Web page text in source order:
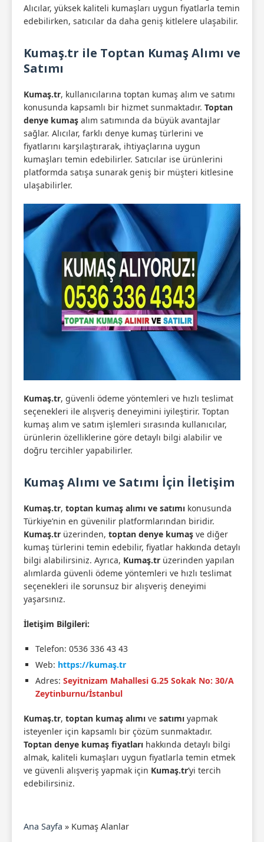
Alıcılar, yüksek kaliteli kumaşları uygun fiyatlarla temin
edebilirken, satıcılar da daha geniş kitlelere ulaşabilir.
Kumaş.tr ile Toptan Kumaş Alımı ve
Satımı
Kumaş.tr, kullanıcılarına toptan kumaş alım ve satımı
konusunda kapsamlı bir hizmet sunmaktadır. Toptan
denye kumaş alım satımında da büyük avantajlar
sağlar. Alıcılar, farklı denye kumaş türlerini ve
fiyatlarını karşılaştırarak, ihtiyaçlarına uygun
kumaşları temin edebilirler. Satıcılar ise ürünlerini
platformda satışa sunarak geniş bir müşteri kitlesine
ulaşabilirler.
Kumaş.tr, güvenli ödeme yöntemleri ve hızlı teslimat
seçenekleri ile alışveriş deneyimini iyileştirir. Toptan
kumaş alım ve satım işlemleri sırasında kullanıcılar,
ürünlerin özelliklerine göre detaylı bilgi alabilir ve
doğru tercihler yapabilirler.
Kumaş Alımı ve Satımı İçin İletişim
Kumaş.tr, toptan kumaş alımı ve satımı konusunda
Türkiye’nin en güvenilir platformlarından biridir.
Kumaş.tr üzerinden, toptan denye kumaş ve diğer
kumaş türlerini temin edebilir, fiyatlar hakkında detaylı
bilgi alabilirsiniz. Ayrıca, Kumaş.tr üzerinden yapılan
alımlarda güvenli ödeme yöntemleri ve hızlı teslimat
seçenekleri ile sorunsuz bir alışveriş deneyimi
yaşarsınız.
İletişim Bilgileri:
Telefon: 0536 336 43 43
Web: https://kumaş.tr
Adres: Seyitnizam Mahallesi G.25 Sokak No: 30/A
Zeytinburnu/İstanbul
Kumaş.tr, toptan kumaş alımı ve satımı yapmak
isteyenler için kapsamlı bir çözüm sunmaktadır.
Toptan denye kumaş fiyatları hakkında detaylı bilgi
almak, kaliteli kumaşları uygun fiyatlarla temin etmek
ve güvenli alışveriş yapmak için Kumaş.tr’yi tercih
edebilirsiniz.
Ana Sayfa » Kumaş Alanlar